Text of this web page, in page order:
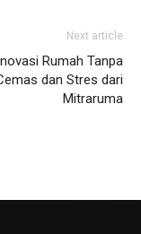
Next article
Rumah Tanpa
dan Stres dari
Mitraruma